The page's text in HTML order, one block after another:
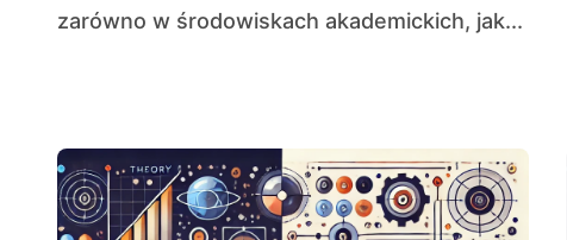
zarówno w środowiskach akademickich, jak...